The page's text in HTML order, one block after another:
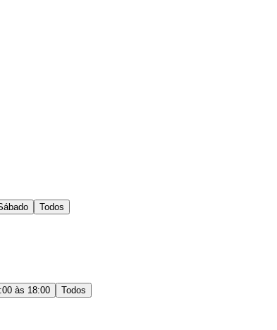
Todos
às 18:00
Todos